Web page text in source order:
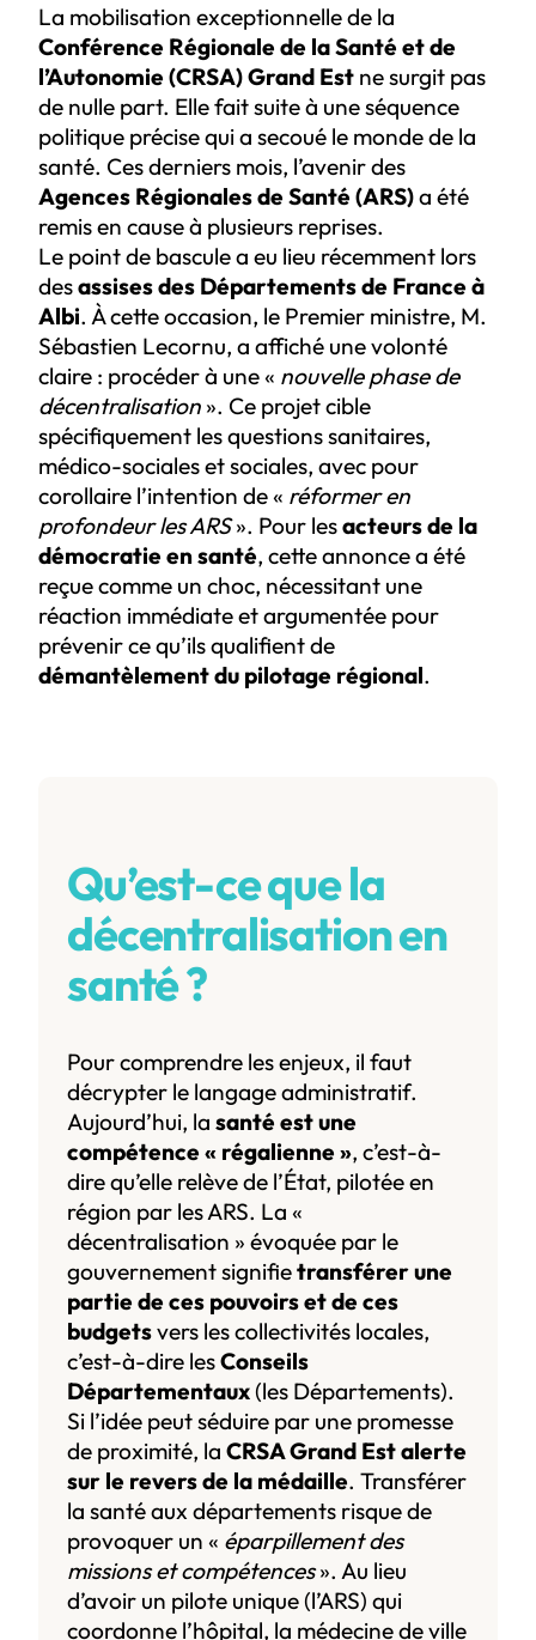
La mobilisation exceptionnelle de la
Conférence Régionale de la Santé et de
l’Autonomie (CRSA) Grand Est ne surgit pas
de nulle part. Elle fait suite à une séquence
politique précise qui a secoué le monde de la
santé. Ces derniers mois, l’avenir des
Agences Régionales de Santé (ARS)a été
remis en cause à plusieurs reprises.
Le point de bascule a eu lieu récemment lors
desassises des Départements de France à
Albi. À cette occasion, le Premier ministre, M.
Sébastien Lecornu, a affiché une volonté
claire : procéder à une « nouvelle phase de
décentralisation ». Ce projet cible
spécifiquement les questions sanitaires,
médico-sociales et sociales, avec pour
corollaire l’intention de « réformer en
profondeur les ARS». Pour lesacteurs de la
démocratie en santé, cette annonce a été
reçue comme un choc, nécessitant une
réaction immédiate et argumentée pour
prévenir ce qu’ils qualifient de
démantèlement du pilotage régional.
Qu’est-ce que la
décentralisation en
santé ?
Pour comprendre les enjeux, il faut
décrypter le langage administratif.
Aujourd’hui, la santé est une
compétence « régalienne », c’est-à-
dire qu’elle relève de l’État, pilotée en
région par les ARS. La «
décentralisation » évoquée par le
gouvernement signifietransférer une
partie de ces pouvoirs et de ces
budgetsvers les collectivités locales,
c’est-à-dire lesConseils
Départementaux(les Départements).
Si l’idée peut séduire par une promesse
de proximité, la CRSA Grand Est alerte
sur le revers de la médaille. Transférer
la santé aux départements risque de
provoquer un « éparpillement des
missions et compétences». Au lieu
d’avoir un pilote unique (l’ARS) qui
coordonne l’hôpital, la médecine de ville